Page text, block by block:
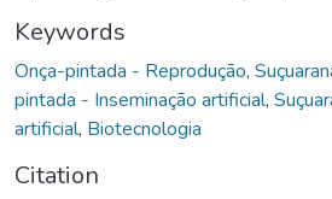
Keywords
Onça-pintada - Reprodução,
pintada - Inseminação artificial,
artificial, Biotecnologia
Citation